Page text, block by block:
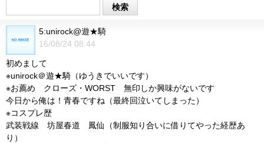
検索
5:unirock@遊★騎
16/08/24 08:44
初めまして
※unirock＠遊★騎（ゆうきでいいです）
※お薦め クローズ・WORST 無印しか興味がないです
今日から俺は！青春ですね（最終回泣いてしまった）
※コスプレ歴
武装戦線 坊屋春道 鳳仙（制服知り合いに借りてやった経歴あ
り）